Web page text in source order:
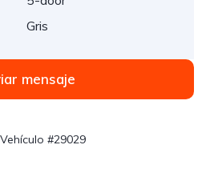
Gris
mensaje
#29029